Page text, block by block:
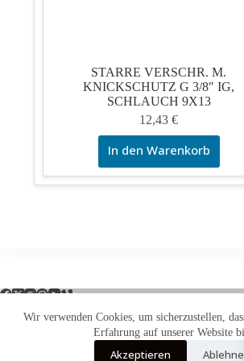
Wir verwenden Cookies, um sicherzustellen,
Erfahrung auf unserer Website
Akzeptieren
STARRE VERSCHR. M.
KNICKSCHUTZ G 3/8″ IG,
SCHLAUCH 9X13
12,43€
In den Warenkorb
Widerrufsbelehrung